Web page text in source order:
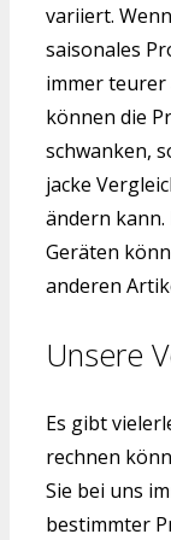
variiert.
saisonales
immer teurer
können die
schwanken,
jacke
ändern
Geräten
anderen
Unsere
Es gibt
rechnen
Sie bei uns
bestimmter